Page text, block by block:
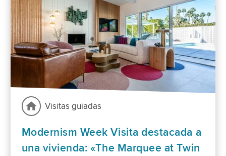
Visitas guiadas
Modernism Week Visita destacada a
una vivienda: «The Marquee at Twin